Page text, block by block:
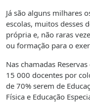
Já são alguns milhares
escolas, muitos desses
própria e, não raras
ou formação para o
Nas chamadas
15 000 docentes por
de 70% serem de
Física e Educação